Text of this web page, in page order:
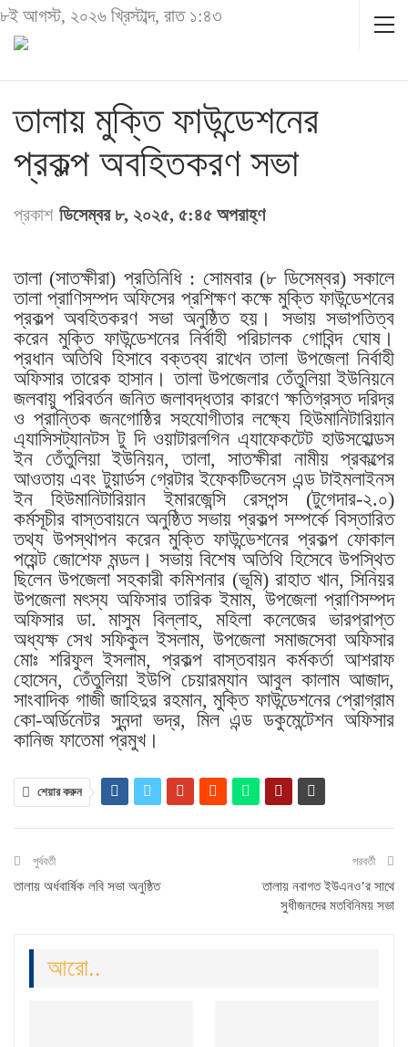
৮ই আগস্ট, ২০২৬ খ্রিস্টাব্দ, রাত ১:৪৩
তালায় মুক্তি ফাউন্ডেশনের
প্রকল্প অবহিতকরণ সভা
প্রকাশ ডিসেম্বর ৮, ২০২৫, ৫:৪৫ অপরাহ্ণ
তালা (সাতক্ষীরা) প্রতিনিধি : সোমবার (৮ ডিসেম্বর) সকালে
তালা প্রাণিসম্পদ অফিসের প্রশিক্ষণ কক্ষে মুক্তি ফাউন্ডেশনের
প্রকল্প অবহিতকরণ সভা অনুষ্ঠিত হয়। সভায় সভাপতিত্ব
করেন মুক্তি ফাউন্ডেশনের নির্বাহী পরিচালক গোবিন্দ ঘোষ।
প্রধান অতিথি হিসাবে বক্তব্য রাখেন তালা উপজেলা নির্বাহী
অফিসার তারেক হাসান। তালা উপজেলার তেঁতুলিয়া ইউনিয়নে
জলবায়ু পরিবর্তন জনিত জলাবদ্ধতার কারণে ক্ষতিগ্রস্ত দরিদ্র
ও প্রান্তিক জনগোষ্ঠির সহযোগীতার লক্ষ্যে হিউমানিটারিয়ান
এ্যাসিসট্যানটস টু দি ওয়াটারলগিন এ্যাফেকটেট হাউসহোল্ডস
ইন তেঁতুলিয়া ইউনিয়ন, তালা, সাতক্ষীরা নামীয় প্রকল্পের
আওতায় এবং টুয়ার্ডস গ্রেটার ইফেকটিভনেস এন্ড টাইমলাইনস
ইন হিউমানিটারিয়ান ইমারজেন্সি রেসপন্স (টুগেদার-২.০)
কর্মসূচীর বাস্তবায়নে অনুষ্ঠিত সভায় প্রকল্প সম্পর্কে বিস্তারিত
তথ্য উপস্থাপন করেন মুক্তি ফাউন্ডেশনের প্রকল্প ফোকাল
পয়েন্ট জোশেফ মন্ডল। সভায় বিশেষ অতিথি হিসেবে উপস্থিত
ছিলেন উপজেলা সহকারী কমিশনার (ভূমি) রাহাত খান, সিনিয়র
উপজেলা মৎস্য অফিসার তারিক ইমাম, উপজেলা প্রাণিসম্পদ
অফিসার ডা. মাসুম বিল্লাহ, মহিলা কলেজের ভারপ্রাপ্ত
অধ্যক্ষ সেখ সফিকুল ইসলাম, উপজেলা সমাজসেবা অফিসার
মোঃ শরিফুল ইসলাম, প্রকল্প বাস্তবায়ন কর্মকর্তা আশরাফ
হোসেন, তেঁতুলিয়া ইউপি চেয়ারম্যান আবুল কালাম আজাদ,
সাংবাদিক গাজী জাহিদুর রহমান, মুক্তি ফাউন্ডেশনের প্রোগ্রাম
কো-অর্ডিনেটর সুনন্দা ভদ্র, মিল এন্ড ডকুমেন্টেশন অফিসার
কানিজ ফাতেমা প্রমুখ।
শেয়ার করুন
পুর্ববর্তী
তালায় অর্ধবার্ষিক লবি সভা অনুষ্ঠিত
পরবর্তী
তালায় নবাগত ইউএনও’র সাথে
সুধীজনদের মতবিনিময় সভা
আরো..